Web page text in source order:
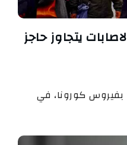
يتجاوز حاجز
بفيروس كورونا، في